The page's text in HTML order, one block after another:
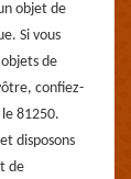
objet de
Si vous
de
confiez-
81250.
disposons
de